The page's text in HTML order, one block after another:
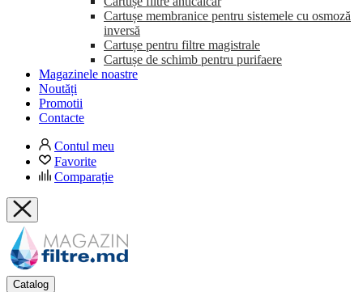
Cartușe membranice pentru sistemele cu osmoză
inversă
Cartușe pentru filtre magistrale
Cartușe de schimb pentru purifaere
Magazinele noastre
Noutăți
Promotii
Contacte
Contul meu
Favorite
Comparație
Catalog